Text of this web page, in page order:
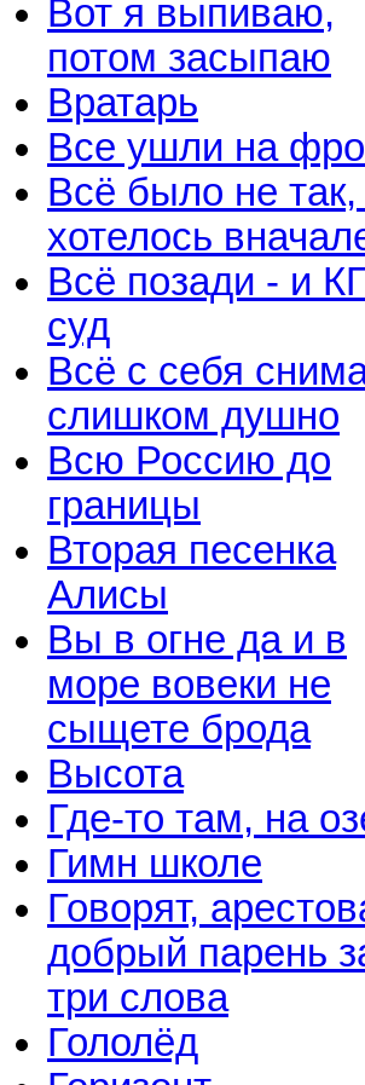
Вот я выпиваю,
потом засыпаю
Вратарь
Все ушли на
Всё было не так,
хотелось
Всё позади - и
суд
Всё с себя
слишком душно
Всю Россию до
границы
Вторая песенка
Алисы
Вы в огне да и в
море вовеки не
сыщете брода
Высота
Где-то там, на
Гимн школе
Говорят,
добрый парень
три слова
Гололёд